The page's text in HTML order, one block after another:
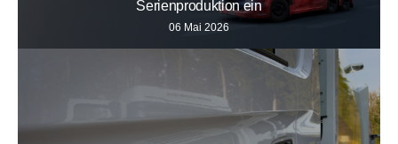
Serienproduktion ein
06 Mai 2026